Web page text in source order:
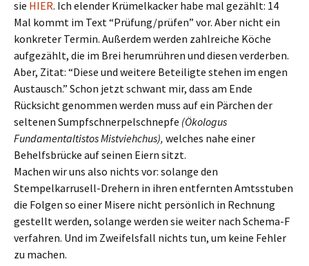
sie HIER. Ich elender Krümelkacker habe mal gezählt: 14
Mal kommt im Text “Prüfung/prüfen” vor. Aber nicht ein
konkreter Termin. Außerdem werden zahlreiche Köche
aufgezählt, die im Brei herumrühren und diesen verderben.
Aber, Zitat: “Diese und weitere Beteiligte stehen im engen
Austausch.” Schon jetzt schwant mir, dass am Ende
Rücksicht genommen werden muss auf ein Pärchen der
seltenen Sumpfschnerpelschnepfe (Ökologus
Fundamentaltistos Mistviehchus), welches nahe einer
Behelfsbrücke auf seinen Eiern sitzt.
Machen wir uns also nichts vor: solange den
Stempelkarrusell-Drehern in ihren entfernten Amtsstuben
die Folgen so einer Misere nicht persönlich in Rechnung
gestellt werden, solange werden sie weiter nach Schema-F
verfahren. Und im Zweifelsfall nichts tun, um keine Fehler
zu machen.